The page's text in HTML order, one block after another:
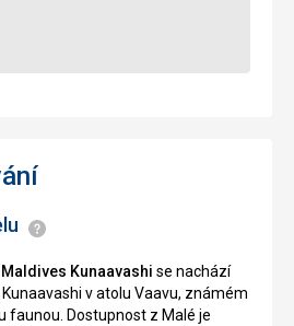
Maldives Kunaavashi se nachází
v atolu Vaavu, známém
faunou. Dostupnost z Malé je
Informace